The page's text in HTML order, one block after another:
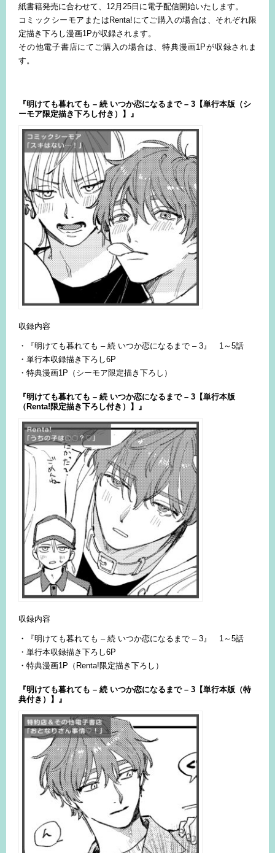
紙書籍発売に合わせて、12月25日に電子配信開始いたします。
コミックシーモアまたはRenta!にてご購入の場合は、それぞれ限
定描き下ろし漫画1Pが収録されます。
その他電子書店にてご購入の場合は、特典漫画1Pが収録されま
す。
『明けても暮れても – 続 いつか恋になるまで – 3【単行本版（シ
ーモア限定描き下ろし付き）】』
収録内容
・『明けても暮れても – 続 いつか恋になるまで – 3』 1～5話
・単行本収録描き下ろし6P
・特典漫画1P（シーモア限定描き下ろし）
『明けても暮れても – 続 いつか恋になるまで – 3【単行本版
（Renta!限定描き下ろし付き）】』
収録内容
・『明けても暮れても – 続 いつか恋になるまで – 3』 1～5話
・単行本収録描き下ろし6P
・特典漫画1P（Renta!限定描き下ろし）
『明けても暮れても – 続 いつか恋になるまで – 3【単行本版（特
典付き）
】』